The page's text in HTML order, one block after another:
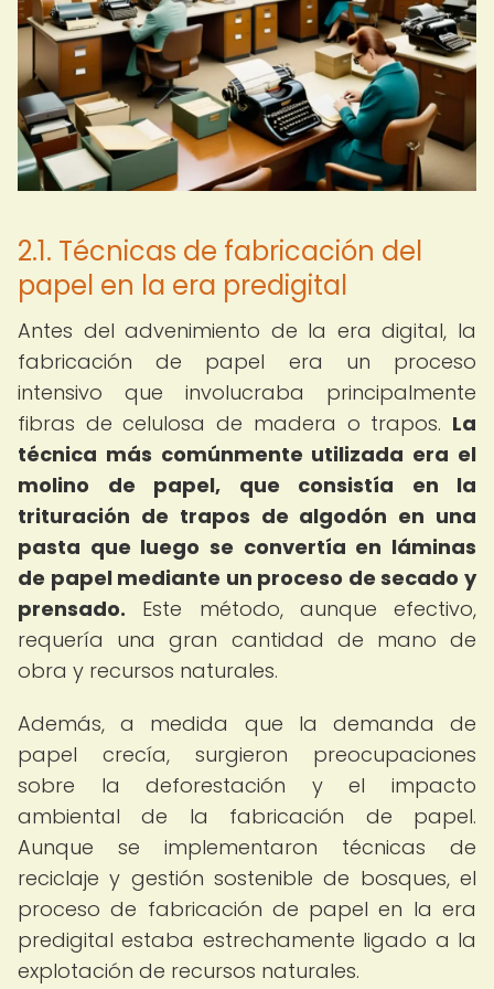
2.1. Técnicas de fabricación del
papel en la era predigital
Antes del advenimiento de la era digital, la
fabricación de papel era un proceso
intensivo que involucraba principalmente
fibras de celulosa de madera o trapos. La
técnica más comúnmente utilizada era el
molino de papel, que consistía en la
trituración de trapos de algodón en una
pasta que luego se convertía en láminas
de papel mediante un proceso de secado y
prensado. Este método, aunque efectivo,
requería una gran cantidad de mano de
obra y recursos naturales.
Además, a medida que la demanda de
papel crecía, surgieron preocupaciones
sobre la deforestación y el impacto
ambiental de la fabricación de papel.
Aunque se implementaron técnicas de
reciclaje y gestión sostenible de bosques, el
proceso de fabricación de papel en la era
predigital estaba estrechamente ligado a la
explotación de recursos naturales.